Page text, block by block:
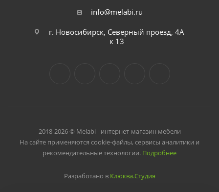
info@melabi.ru
г. Новосибирск, Северный проезд, 4А
к 13
2018-2026 © Melabi - интернет-магазин мебели
На сайте применяются cookie-файлы, сервисы аналитики и
рекомендательные технологии. Подробнее
Разработано в Клюква.Студия